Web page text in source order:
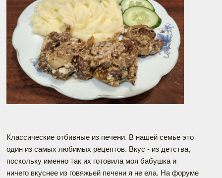
Классические отбивные из печени. В нашей семье это
один из самых любимых рецептов. Вкус - из детства,
поскольку именно так их готовила моя бабушка и
ничего вкуснее из говяжьей печени я не ела. На форуме